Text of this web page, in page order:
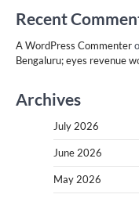
Recent
A WordPress Commenter
Bengaluru; eyes revenue
Archives
July 2026
June 2026
May 2026